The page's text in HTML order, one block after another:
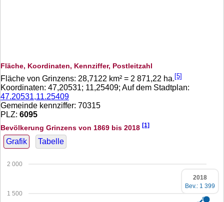
Fläche, Koordinaten, Kennziffer, Postleitzahl
Fläche von Grinzens: 28,7122 km² = 2 871,22 ha. [5]
Koordinaten: 47,20531; 11,25409; Auf dem Stadtplan:
47.20531,11.25409
Gemeinde kennziffer: 70315
PLZ: 6095
Bevölkerung Grinzens von 1869 bis 2018 [1]
Grafik Tabelle
1 500
2 000
2018
Bev.: 1 399